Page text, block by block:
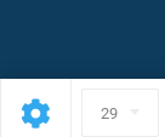
29